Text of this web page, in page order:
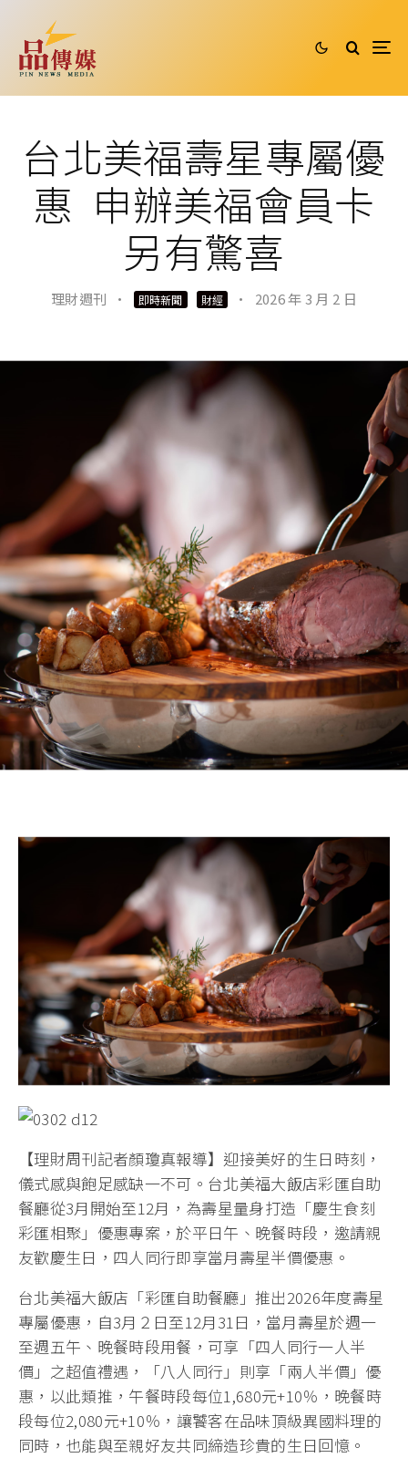
台北美福壽星專屬優
惠 申辦美福會員卡
另有驚喜
理財週刊 · 即時新聞 財經 · 2026 年 3 月 2 日
【理財周刊記者顏瓊真報導】迎接美好的生日時刻，
儀式感與飽足感缺一不可。台北美福大飯店彩匯自助
餐廳從3月開始至12月，為壽星量身打造「慶生食刻
彩匯相聚」優惠專案，於平日午、晚餐時段，邀請親
友歡慶生日，四人同行即享當月壽星半價優惠。
台北美福大飯店「彩匯自助餐廳」推出2026年度壽星
專屬優惠，自3月２日至12月31日，當月壽星於週一
至週五午、晚餐時段用餐，可享「四人同行一人半
價」之超值禮遇，「八人同行」則享「兩人半價」優
惠，以此類推，午餐時段每位1,680元+10％，晚餐時
段每位2,080元+10％，讓饕客在品味頂級異國料理的
同時，也能與至親好友共同締造珍貴的生日回憶。